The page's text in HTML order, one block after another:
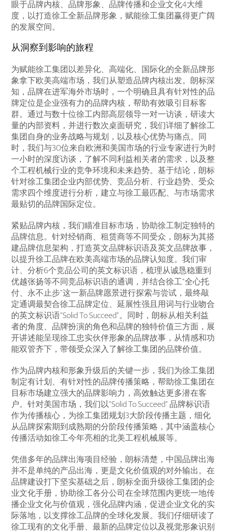
眼于品牌内核、品牌形象、品牌传播和企业文化4大维
度，以打造徐工全新品牌形象，赋能徐工集团赢得更广阔
的发展空间。
从洞察到影响的旅程
为赋能徐工集团以差异化、高端化、国际化的全新品牌形
象拿下欧美高端市场，我们从塑造品牌内核出发。朗标深
知，品牌在进军海外市场时，一个明确且具有针对性的品
牌定位是企业强有力的品牌内核，帮助有效吸引目标客
群。通过与数十位徐工内部高层领导一对一访谈，研读大
量的内部资料，并进行数次桌面研究，我们详细了解徐工
集团自身的业务战略与规划，以及核心优势与痛点。同
时，我们与30位来自欧洲和美国市场的行业专家进行为时
一小时的深度访谈，了解不同利益相关者的需求，以及整
个工程机械行业的竞争环境和未来趋势。基于结论，朗标
针对徐工集团企业内部优势、竞品分析、行业趋势、受众
需求四个维度进行分析，建立与徐工最匹配、与市场需求
最贴切的品牌国际定位。
紧贴品牌内核，我们瞄准目标市场，协助徐工制定独特的
品牌信息。针对经销商、租赁商等不同受众，朗标为其搭
建品牌信息架构，打造英文品牌标识语及英文品牌故事，
以提升徐工品牌在欧美高端市场的品牌认知度。我们审
计、分析6个竞品公司的英文标识语，梳理从诚恳稳重到
优越张扬等不同竞品标识语的通调，并结合徐工“全心托
付、永不止步”这一新品牌愿景进行探索与尝试，最终敲
定通调最契合徐工品牌定位、延展性强且用词与行业吻合
的英文标识语“Solid To Succeed”。同时，朗标从相关利益
者的角度、品牌扮演的角色和品牌的独特价值三方面，展
开讲述能呈现徐工忠实伙伴形象的品牌故事，从情感和功
能双管齐下，带领受众深入了解徐工集团的品牌价值。
作为品牌内核和形象升级后的关键一步，我们为徐工集团
制定有计划、有针对性的品牌传播策略，帮助徐工集团在
目标市场建立强大的品牌影响力，高效触达更多潜在客
户。针对美国市场，我们以“Solid To Succeed” 品牌标识语
作为传播核心，为徐工集团规划3大阶段传播主题，细化
从品牌探索期到成熟期的分阶段传播策略，其中涵盖核心
传播活动如徐工今年亮相的北美工程机械展等。
凭借多年的品牌出海项目经验，朗标清楚，中国品牌出海
并不是单纯的产品出海，更是文化价值观的对外输出。在
品牌建设打下坚实基础之后，朗标全面升级徐工集团的企
业文化手册，协助徐工各分公司在全球范围内更统一地传
播企业文化与价值观，强化品牌内涵，促进企业文化的实
际落地，以支撑徐工品牌的全球化发展。我们仔细研读了
徐工现有的文化手册、最新的品牌定位以及视觉形象识别